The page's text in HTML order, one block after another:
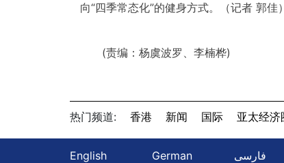
向“四季常态化”的健身方式。（记者 郭佳）
(责编：杨虞波罗、李楠桦)
热门频道: 香港 新闻 国际 亚太经济
English German فارسی